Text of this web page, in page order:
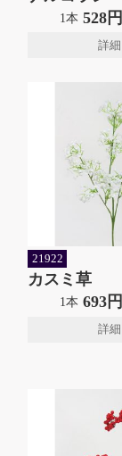
1本 528円
詳細
21922
カスミ草
1本 693円
詳細